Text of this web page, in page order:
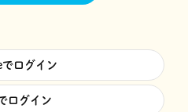
ログイン
ログイン